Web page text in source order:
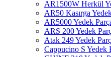
AR1500W Herkül
AR50 Kasırga
AR5000 Yedek
ARS 200 Yedek
Atak 249 Yedek
Cappucino S Yedek